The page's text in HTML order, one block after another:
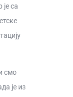
са
смо
је из